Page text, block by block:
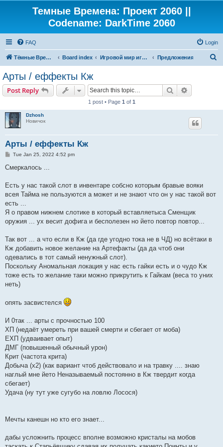
Темные Времена: Проект 2060 ||
Codename: DarkTime 2060
FAQ Login
Тёмные Времена: Проект 2060 Board index Игровой мир игры "Темные Времена" Предложения
Арты / еффекты Кж
Post Reply Search
1 post • Page 1 of 1
Dzhosh
Новичок
Арты / еффекты Кж
P
s
Tue Jan 25, 2022 4:52 pm
Смеркалось ...
Есть у нас такой слот в инвентаре собсно которым бравые вояки
всея Тайма не пользуются а может и не знают что он у нас такой вот
есть ...
Я о правом нижнем слотике в который вставляетыса Сменщик
оружия ... уx весит дофига и бесполезен но йето повтор повтор...
Так вот ... а что если в Кж (да где угодно тока не в ЧД) но всётаки в
Кж добавить новое желание на Артефакты (да да чтоб они
одевались в тот самый ненужный слот).
Поскольку Аномальная локация у нас есть гайки есть и о чудо Кж
тоже есть то желание таки можно прикрутить к Гайкам (веса то униx
неть)
опять засвистелся
И 0так ... арты с прочностью 100
XП (недаёт умереть при вашей смерти и сбегает от моба)
ЕXП (удваивает опыт)
ДМГ (повышенный обычный урон)
Крит (частота крита)
Добыча (x2) (как вариант чтоб действовало и на травку .... знаю
наглый мне йето Неназываемый постоянно в Кж твердит когда
сбегает)
Удача (ну тут уже сугубо на ловлю Лосося)
Мечты канешн но кто его знает...
дабы усложнить процесс вполне возможно кристалы на мобов